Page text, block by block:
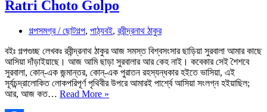
Ratri Choto Golpo
গল্পসমগ্র / ছোটগল্প, পাঠ্যবই, রবীন্দ্রনাথ ঠাকুর
বইঃ গল্পগুচ্ছ লেখকঃ রবীন্দ্রনাথ ঠাকুর আজ সমস্ত বিশ্বসংসার ছাড়িয়া সুরবালা আমার কাছে
আসিয়া দাঁড়াইয়াছে। আজ আমি ছাড়া সুরবালার আর কেহ নাই। কবেকার সেই শৈশবে
সুরবালা, কোন্‌-এক জন্মান্তর, কোন্‌-এক পুরাতন রহস্যন্ধকার হইতে ভাসিয়া, এই
সূর্যচন্দ্রালোকিত লোকপরিপূর্ণ পৃথিবীর উপরে আমারই পার্শ্বে আসিয়া সংলগ্ন হইয়াছিল;
আর, আজ কত… Read More »